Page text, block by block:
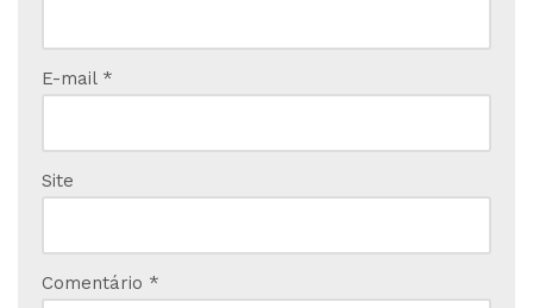
E-mail *
Site
Comentário *